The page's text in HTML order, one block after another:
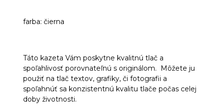
farba: čierna
Táto kazeta Vám poskytne kvalitnú tlač a
spoľahlivosť porovnateľnú s originálom. Môžete ju
použiť na tlač textov, grafiky, či fotografii a
spoľahnúť sa konzistentnú kvalitu tlače počas celej
doby životnosti.